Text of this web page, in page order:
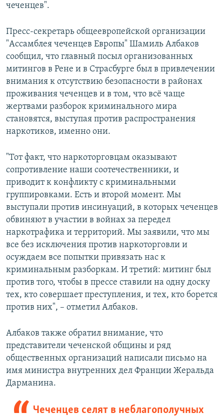
чеченцев".
Пресс-секретарь общеевропейской организации
"Ассамблея чеченцев Европы" Шамиль Албаков
сообщил, что главный посыл организованных
митингов в Рене и в Страсбурге был в привлечении
внимания к отсутствию безопасности в районах
проживания чеченцев и в том, что всё чаще
жертвами разборок криминального мира
становятся, выступая против распространения
наркотиков, именно они.
"Тот факт, что наркоторговцам оказывают
сопротивление наши соотечественники, и
приводит к конфликту с криминальными
группировками. Есть и второй момент. Мы
выступали против инсинуаций, в которых чеченцев
обвиняют в участии в войнах за передел
наркотрафика и территорий. Мы заявили, что мы
все без исключения против наркоторговли и
осуждаем все попытки привязать нас к
криминальным разборкам. И третий: митинг был
против того, чтобы в прессе ставили на одну доску
тех, кто совершает преступления, и тех, кто борется
против них", – отметил Албаков.
Албаков также обратил внимание, что
представители чеченской общины и ряд
общественных организаций написали письмо на
имя министра внутренних дел Франции Жеральда
Дарманина.
Чеченцев селят в неблагополучных